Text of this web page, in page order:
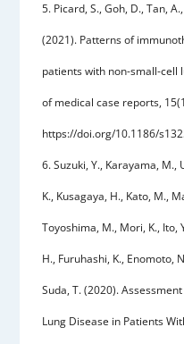
5. Picard, S., Goh, D., Tan,
(2021). Patterns of
patients with non-small-cell
of medical case reports,
https://doi.org/10.1186/
6. Suzuki, Y., Karayama, M.,
K., Kusagaya, H., Kato, M.,
Toyoshima, M., Mori, K., Ito,
H., Furuhashi, K., Enomoto,
Suda, T. (2020).
Lung Disease in Patients